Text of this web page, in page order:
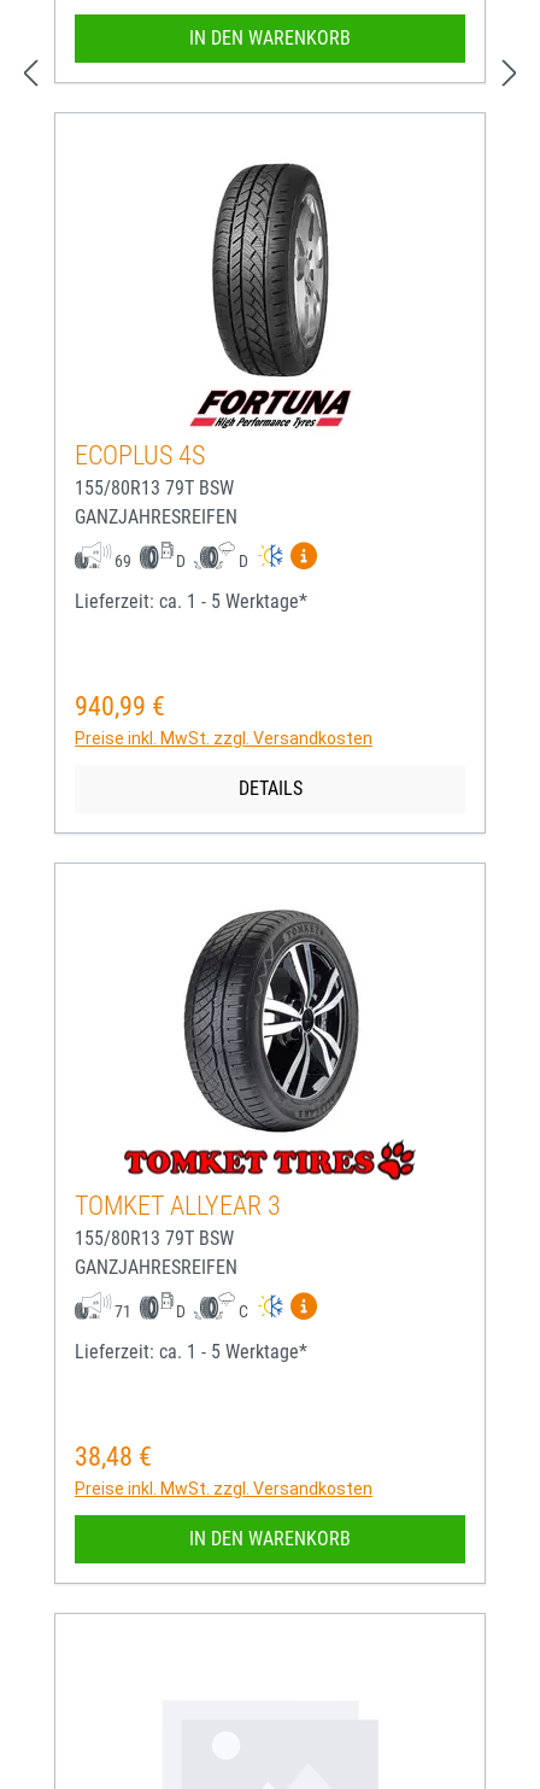
IN DEN WARENKORB
ECOPLUS 4S
155/80R13 79T BSW
GANZJAHRESREIFEN
69 D D
Mehr Informationen zum
Lieferzeit: ca. 1 - 5 Werktage*
Regulärer Preis:
940,99 €
Preise inkl. MwSt. zzgl. Versandkosten
DETAILS
TOMKET ALLYEAR 3
155/80R13 79T BSW
GANZJAHRESREIFEN
71 D C
Mehr Informationen zum
Lieferzeit: ca. 1 - 5 Werktage*
Regulärer Preis:
38,48 €
Preise inkl. MwSt. zzgl. Versandkosten
IN DEN WARENKORB